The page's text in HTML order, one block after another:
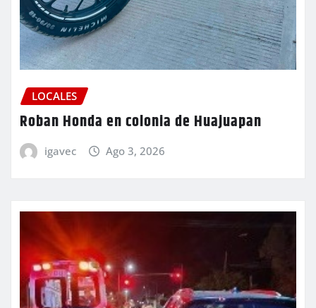
LOCALES
Roban Honda en colonia de Huajuapan
igavec Ago 3, 2026